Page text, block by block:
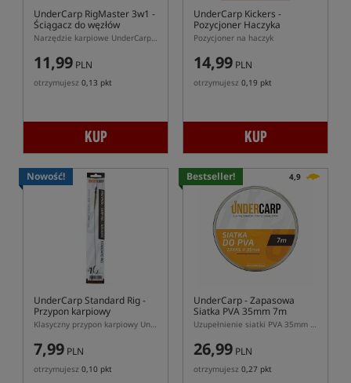
UnderCarp RigMaster 3w1 -
Ściągacz do węzłów
Narzędzie karpiowe UnderCarp RigMaster 3w1 do budowy przyponów
11,99 PLN
otrzymujesz 0,13 pkt
KUP
UnderCarp Kickers -
Pozycjoner Haczyka
Pozycjoner na haczyk
14,99 PLN
otrzymujesz 0,19 pkt
KUP
Nowość!
UnderCarp Standard Rig-
Przypon karpiowy
(bezzadziorowy)
Klasyczny przypon karpiowy UnderCarp Wide Gape bezzadziorowy
7,99 PLN
otrzymujesz 0,10 pkt
Bestseller! 4,9
UnderCarp- Zapasowa
Siatka PVA 35mm 7m
Uzupełnienie siatki PVA 35mm 7m
26,99 PLN
otrzymujesz 0,27 pkt